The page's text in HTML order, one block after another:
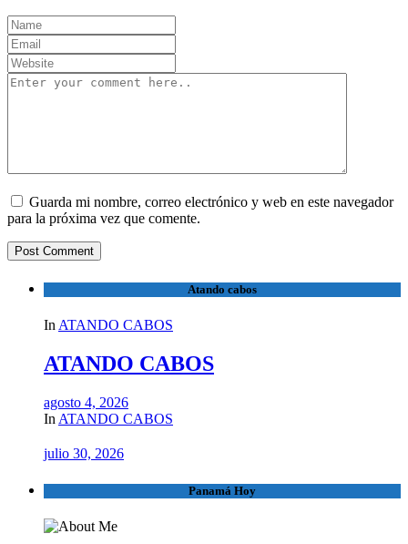
Guarda mi nombre, correo electrónico y web en este navegador
para la próxima vez que comente.
Atando cabos
In ATANDO CABOS
ATANDO CABOS
agosto 4, 2026
In ATANDO CABOS
julio 30, 2026
Panamá Hoy